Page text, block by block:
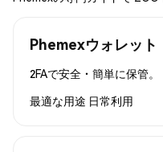
Phemexウォレット
2FAで安全・簡単に保管。
最適な用途 日常利用